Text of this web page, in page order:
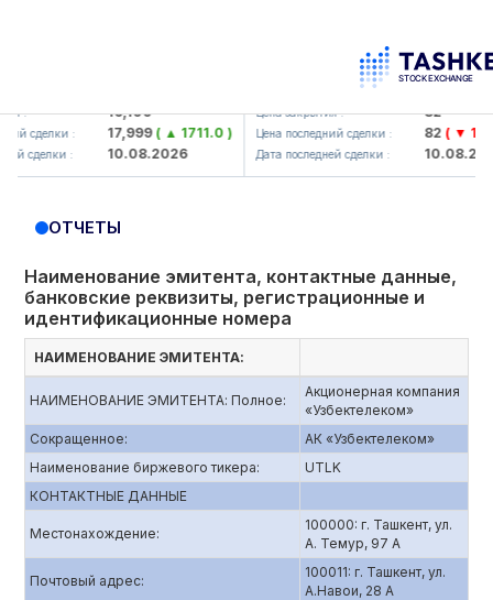
16,100
: 17,999( ▲ 1711.0 )
: 10.08.2026
KFSK (<Kafolat sug'urta
Цена закрытия : 82
Цена последний сделки : ( ▼ 1.91 )
Дата последней сделки : 10.08.2026
ОТЧЕТЫ
Наименование эмитента, контактные данные,
банковские реквизиты, регистрационные и
идентификационные номера
НАИМЕНОВАНИЕ ЭМИТЕНТА:
НАИМЕНОВАНИЕ ЭМИТЕНТА: Полное:
Акционерная компания
«Узбектелеком»
Сокращенное:
АК «Узбектелеком»
Наименование биржевого тикера:
UTLK
КОНТАКТНЫЕ ДАННЫЕ
Местонахождение:
100000: г. Ташкент, ул.
А. Темур, 97 А
Почтовый адрес:
100011: г. Ташкент, ул.
А.Навои, 28 А